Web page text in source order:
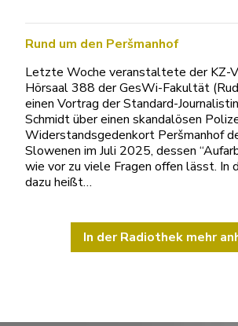
Rund um den Peršmanhof
Letzte Woche veranstaltete der KZ-
Hörsaal 388 der GesWi-Fakultät
einen Vortrag der Standard-
Schmidt über einen skandalösen
Widerstandsgedenkort Peršmanhof
Slowenen im Juli 2025, dessen
wie vor zu viele Fragen offen lässt. In
dazu heißt…
In der Radiothek mehr